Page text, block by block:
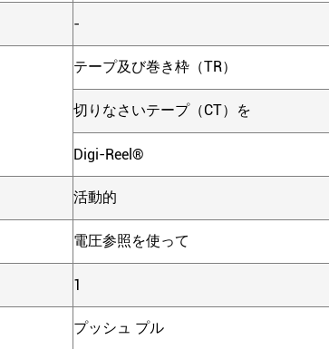
-
テープ及び巻き枠（TR）
切りなさいテープ（CT）を
Digi-Reel®
活動的
電圧参照を使って
1
プッシュ プル